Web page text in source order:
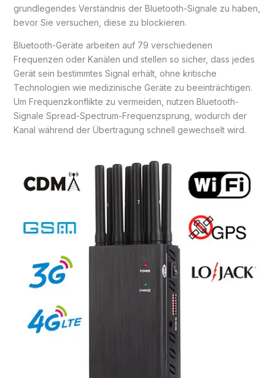
grundlegendes Verständnis der Bluetooth-Signale zu haben,
bevor Sie versuchen, diese zu blockieren.
Bluetooth-Geräte arbeiten auf 79 verschiedenen
Frequenzen oder Kanälen und stellen so sicher, dass jedes
Gerät sein bestimmtes Signal erhält, ohne kritische
Technologien wie medizinische Geräte zu beeinträchtigen.
Um Frequenzkonflikte zu vermeiden, nutzen Bluetooth-
Signale Spread-Spectrum-Frequenzsprung, wodurch der
Kanal während der Übertragung schnell gewechselt wird.